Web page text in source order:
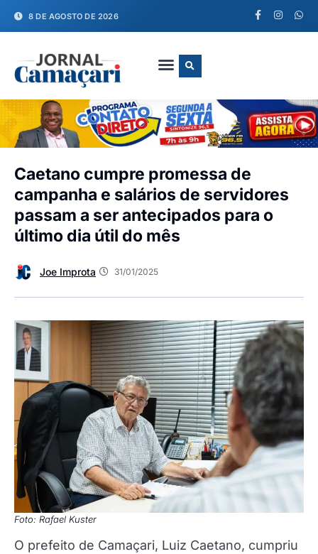
8 DE AGOSTO DE 2026
Caetano cumpre promessa de
campanha e salários de servidores
passam a ser antecipados para o
último dia útil do mês
Joe Improta 31/01/2025
Foto: Rafael Kuster
O prefeito de Camaçari, Luiz Caetano, cumpriu